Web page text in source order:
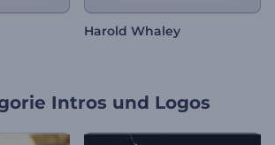
Harold Whaley
Intros und Logos